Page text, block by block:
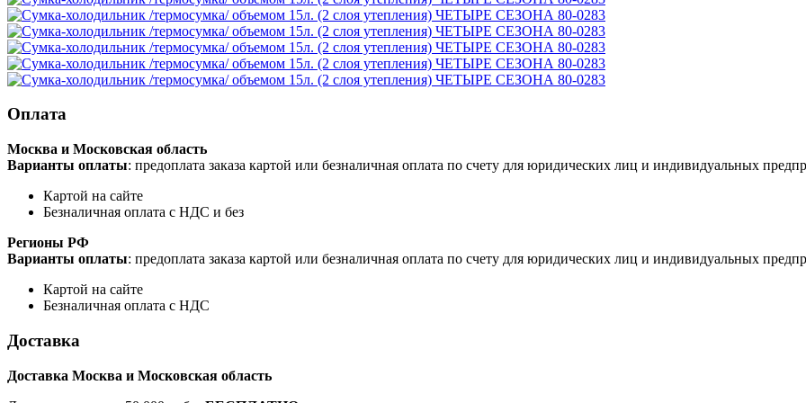
Оплата
Москва и Московская область
Варианты оплаты: предоплата заказа картой или безналичная оплата по счету для юридических лиц и индивидуальных
Картой на сайте
Безналичная оплата с НДС и без
Регионы РФ
Варианты оплаты: предоплата заказа картой или безналичная оплата по счету для юридических лиц и индивидуальных
Картой на сайте
Безналичная оплата с НДС
Доставка
Доставка Москва и Московская область